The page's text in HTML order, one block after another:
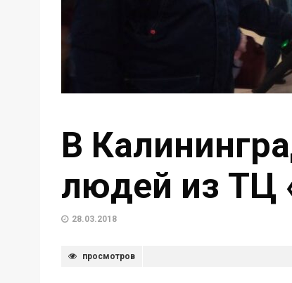
В
людей из ТЦ
28.03.2018
просмотров